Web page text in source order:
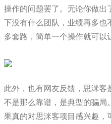
操作的问题罢了。无论你做出
下没有什么团队，业绩再多也
多套路，简单一个操作就可以
此外，也有网友反馈，思洣
不是那么靠谱，是典型的骗
果真的对思洣客项目感兴趣